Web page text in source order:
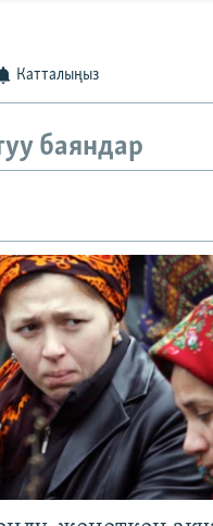
Катталыңыз
баяндар